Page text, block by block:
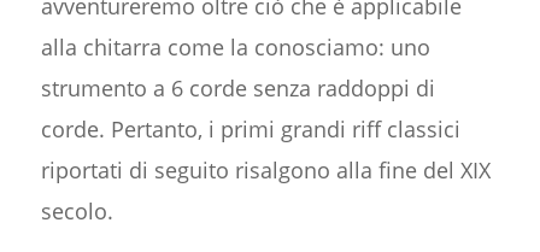
avventureremo oltre ciò che è applicabile
alla chitarra come la conosciamo: uno
strumento a 6 corde senza raddoppi di
corde. Pertanto, i primi grandi riff classici
riportati di seguito risalgono alla fine del XIX
secolo.